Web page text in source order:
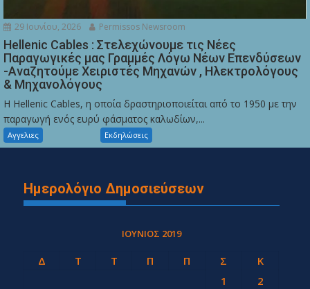
29 Ιουνίου, 2026 Permissos Newsroom
Hellenic Cables : Στελεχώνουμε τις Νέες
Παραγωγικές μας Γραμμές Λόγω Νέων Επενδύσεων
-Αναζητούμε Χειριστές Μηχανών , Ηλεκτρολόγους
& Μηχανολόγους
Η Hellenic Cables, η οποία δραστηριοποιείται από το 1950 με την
παραγωγή ενός ευρύ φάσματος καλωδίων,...
Αγγελιες Εκδηλώσεις
Ημερολόγιο Δημοσιεύσεων
ΙΟΎΝΙΟΣ 2019
Δ Τ Τ Π Π Σ
Κ
1
2